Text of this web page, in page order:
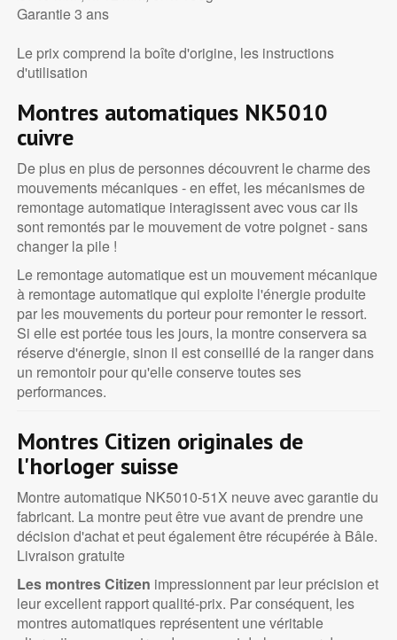
Garantie 3 ans
Le prix comprend la boîte d'origine, les instructions
d'utilisation
Montres automatiques NK5010
cuivre
De plus en plus de personnes découvrent le charme des
mouvements mécaniques - en effet, les mécanismes de
remontage automatique interagissent avec vous car ils
sont remontés par le mouvement de votre poignet - sans
changer la pile !
Le remontage automatique est un mouvement mécanique
à remontage automatique qui exploite l'énergie produite
par les mouvements du porteur pour remonter le ressort.
Si elle est portée tous les jours, la montre conservera sa
réserve d'énergie, sinon il est conseillé de la ranger dans
un remontoir pour qu'elle conserve toutes ses
performances.
Montres Citizen originales de
l'horloger suisse
Montre automatique NK5010-51X neuve avec garantie du
fabricant. La montre peut être vue avant de prendre une
décision d'achat et peut également être récupérée à Bâle.
Livraison gratuite
Les montres Citizen impressionnent par leur précision et
leur excellent rapport qualité-prix. Par conséquent, les
montres automatiques représentent une véritable